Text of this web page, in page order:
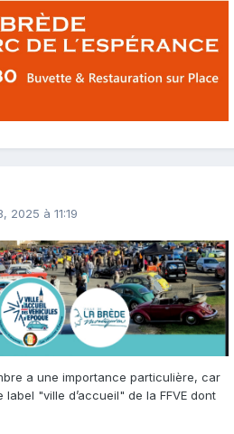
2025 à 11:19
a une importance particulière, car
"ville d’accueil" de la FFVE dont